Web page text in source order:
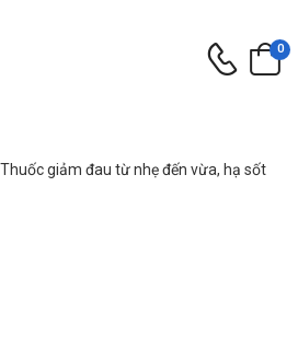
0
giảm đau từ nhẹ đến vừa, hạ sốt